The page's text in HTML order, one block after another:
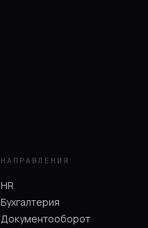
НАПРАВЛЕНИЯ
HR
Бухгалтерия
Документооборот